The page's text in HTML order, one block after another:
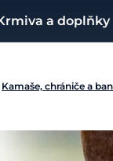
Krmiva a doplňky
Kamaše, chrániče a